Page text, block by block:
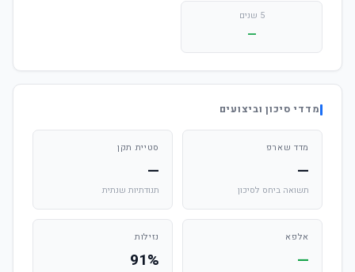
5 שנים
—
מדדי סיכון וביצועים
מדד שארפ
—
תשואה ביחס לסיכון
סטיית תקן
—
תנודתיות שנתית
אלפא
—
נזילות
91%